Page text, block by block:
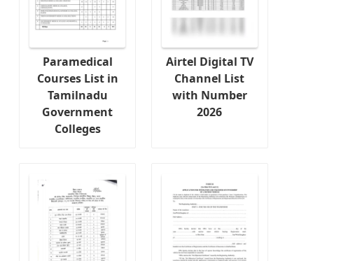
Paramedical
Courses List in
Tamilnadu
Government
Colleges
Airtel Digital TV
Channel List
with Number
2026